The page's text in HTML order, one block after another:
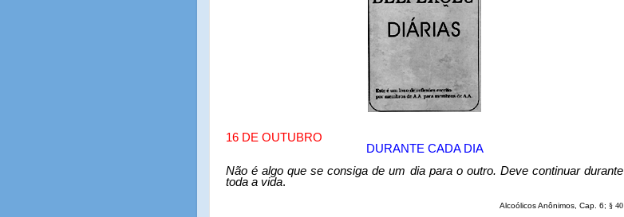
16 DE OUTUBRO
DURANTE CADA DIA
Não é algo que se consiga de um dia para o outro. Deve continuar durante
toda a vida.
Alcoólicos Anônimos, Cap. 6; § 40